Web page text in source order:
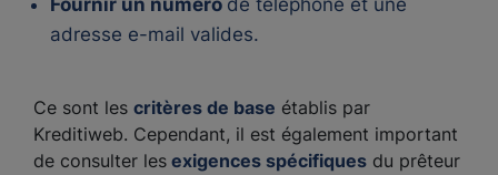
Fournir un numéro de téléphone et une
adresse e-mail valides.
Ce sont les critères de base établis par
Kreditiweb. Cependant, il est également important
de consulter les exigences spécifiques du prêteur